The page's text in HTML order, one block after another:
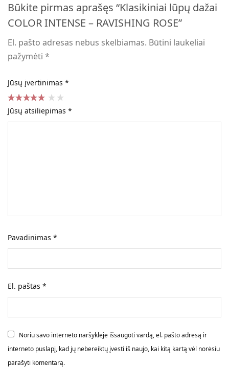
Būkite pirmas aprašęs “Klasikiniai lūpų dažai
COLOR INTENSE – RAVISHING ROSE”
El. pašto adresas nebus skelbiamas. Būtini laukeliai
pažymėti*
Jūsų įvertinimas *
Jūsų atsiliepimas*
Pavadinimas*
El. paštas*
Noriu savo interneto naršyklėje išsaugoti vardą, el. pašto adresą ir
interneto puslapį, kad jų nebereiktų įvesti iš naujo, kai kitą kartą vėl norėsiu
parašyti komentarą.